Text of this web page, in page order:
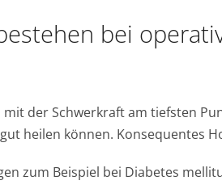
bei
der Schwerkraft am tiefsten
heilen können. Konsequentes
zum Beispiel bei Diabetes